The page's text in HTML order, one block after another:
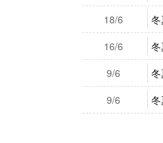
18/6
16/6
9/6
9/6